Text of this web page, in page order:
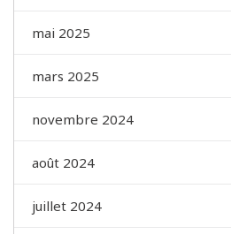
mai 2025
mars 2025
novembre 2024
août 2024
juillet 2024